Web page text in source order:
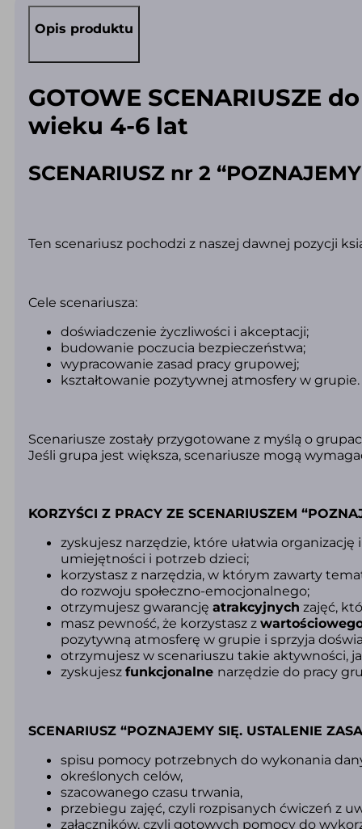
–
(Poznajemy
Ustalenie
w
grupie.)
Opis produktu
GOTOWE SCENARIUSZE
wieku 4-6 lat
SCENARIUSZ nr 2
Ten scenariusz pochodzi z naszej dawnej pozycji
Cele scenariusza:
doświadczenie życzliwości i akceptacji;
budowanie poczucia bezpieczeństwa;
wypracowanie zasad pracy grupowej;
kształtowanie pozytywnej atmosfery w grupie.
Scenariusze zostały przygotowane z myślą o
Jeśli grupa jest większa, scenariusze mogą
KORZYŚCI Z PRACY ZE SCENARIUSZEM
zyskujesz narzędzie, które ułatwia
umiejętności i potrzebdzieci;
korzystasz z narzędzia,w którym zawarty
do rozwoju społeczno-emocjonalnego;
otrzymujesz gwarancjęatrakcyjnych zajęć,
masz pewność, że korzystasz z
pozytywną atmosferę w grupie i sprzyja
otrzymujesz w scenariuszu takie aktywności,
zyskujeszfunkcjonalne narzędzie do pracy
SCENARIUSZ “POZNAJEMY SIĘ. USTALENIE
spisu pomocy potrzebnych do wykonania
określonych celów,
szacowanego czasu trwania,
przebiegu zajęć,czyli rozpisanych ćwiczeń z
załączników, czyli gotowych pomocy do